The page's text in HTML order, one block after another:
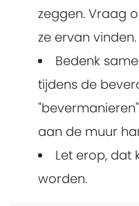
zeggen. Vraag
ze ervan vinden.
Bedenk
tijdens de
aan de muur
Let erop, dat
worden.